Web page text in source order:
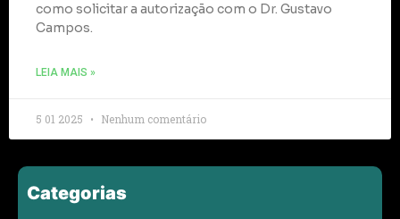
como solicitar a autorização com o Dr. Gustavo
Campos.
LEIA MAIS »
5 01 2025 Nenhum comentário
Categorias